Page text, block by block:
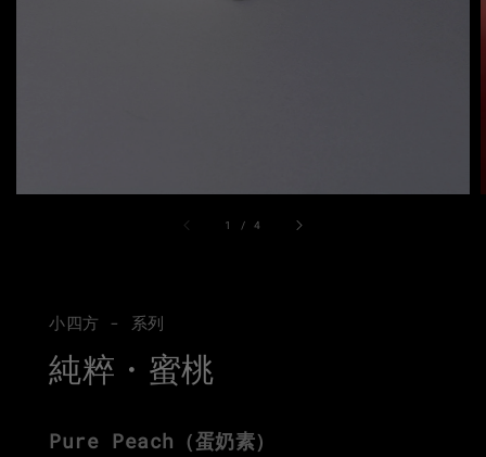
1 /4
小四方 - 系列
純粹・蜜桃
Pure Peach（蛋奶素）